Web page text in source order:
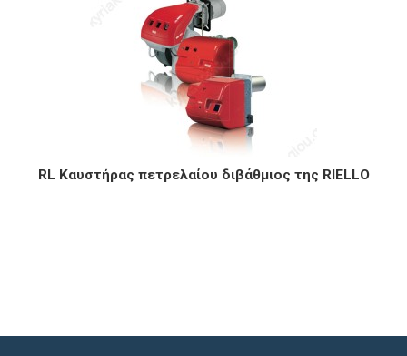
RL Καυστήρας πετρελαίου διβάθμιος της RIELLO